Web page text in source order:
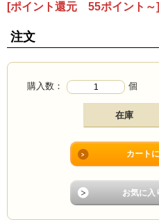
[ポイント還元 55ポイント～]
注文
購入数： 個
在庫